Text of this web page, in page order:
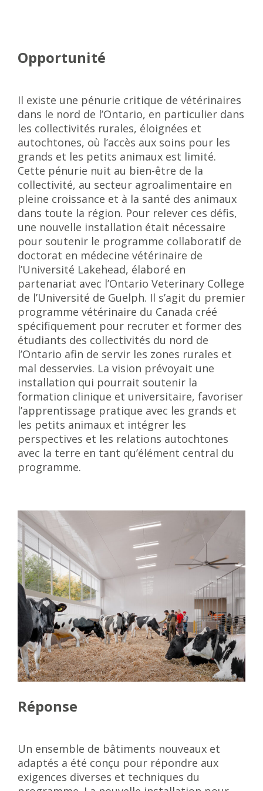
Opportunité
Il existe une pénurie critique de vétérinaires
dans le nord de l’Ontario, en particulier dans
les collectivités rurales, éloignées et
autochtones, où l’accès aux soins pour les
grands et les petits animaux est limité.
Cette pénurie nuit au bien-être de la
collectivité, au secteur agroalimentaire en
pleine croissance et à la santé des animaux
dans toute la région. Pour relever ces défis,
une nouvelle installation était nécessaire
pour soutenir le programme collaboratif de
doctorat en médecine vétérinaire de
l’Université Lakehead, élaboré en
partenariat avec l’Ontario Veterinary College
de l’Université de Guelph. Il s’agit du premier
programme vétérinaire du Canada créé
spécifiquement pour recruter et former des
étudiants des collectivités du nord de
l’Ontario afin de servir les zones rurales et
mal desservies. La vision prévoyait une
installation qui pourrait soutenir la
formation clinique et universitaire, favoriser
l’apprentissage pratique avec les grands et
les petits animaux et intégrer les
perspectives et les relations autochtones
avec la terre en tant qu’élément central du
programme.
Réponse
Un ensemble de bâtiments nouveaux et
adaptés a été conçu pour répondre aux
exigences diverses et techniques du